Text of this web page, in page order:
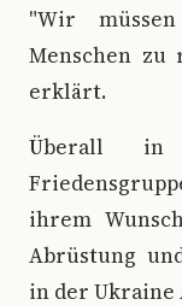
"Wir
Menschen zu
erklärt.
Überall in
ihrem
Abrüstung
in der